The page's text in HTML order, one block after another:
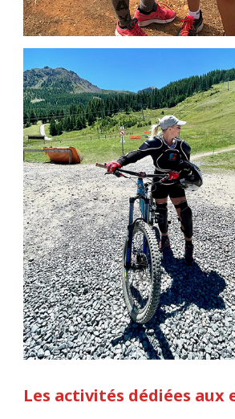
Les activités dédiées aux